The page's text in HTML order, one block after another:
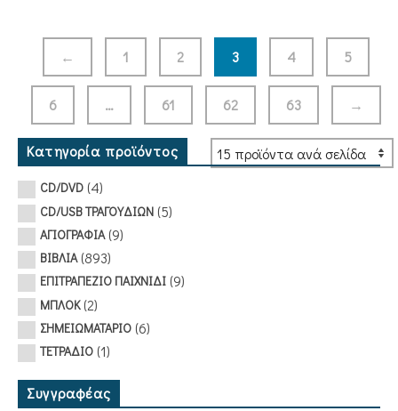
← 1 2 3 4 5
6 … 61 62 63 →
Κατηγορία προϊόντος
CD/DVD (4)
CD/USB ΤΡΑΓΟΥΔΙΩΝ (5)
ΑΓΙΟΓΡΑΦΙΑ(9)
ΒΙΒΛΙΑ(893)
ΕΠΙΤΡΑΠΕΖΙΟ ΠΑΙΧΝΙΔΙ (9)
ΜΠΛΟΚ(2)
ΣΗΜΕΙΩΜΑΤΑΡΙΟ (6)
ΤΕΤΡΑΔΙΟ (1)
Συγγραφέας